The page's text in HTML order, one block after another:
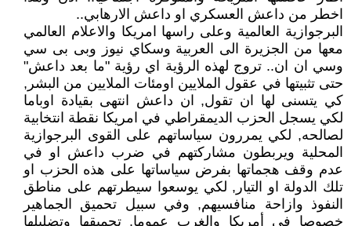
اخطر من داعش العسكري او داعش الارهابي..
البرجوازية العالمية وعلى راسها امريكا والاعلام العالمي
معها من الجزيرة الى العربية وسكاي نيوز وبى بى سي
وسي ان ان.. تروج لهذه الرؤية اي رؤية "ما بعد داعش"
حتى تثبيتها في عقول الملايين اومئات الملايين من البشر,
كي يتسنى لها ان تقول, ان داعش انتهى بقيادة اوباما
لكي يسجل الحزب الديمقراطي في امريكا نقطة انتخابية
لصالحه, لكي يمررون سياساتهم على القوى البرجوازية
المحلية ويربطون مشاركتهم في ضرب داعش او في
عدم وقف هجماتها بفرض سياساتها على هذه الحزب او
تلك الدولة او التيار, لكي يوسعوا سيطرتهم على مناطق
النفوذ وازاحة منافسيهم, وفي سبيل تحميق الجماهير
خصوصا في أمريكا والغرب عموما. تحميقها وتضليلها